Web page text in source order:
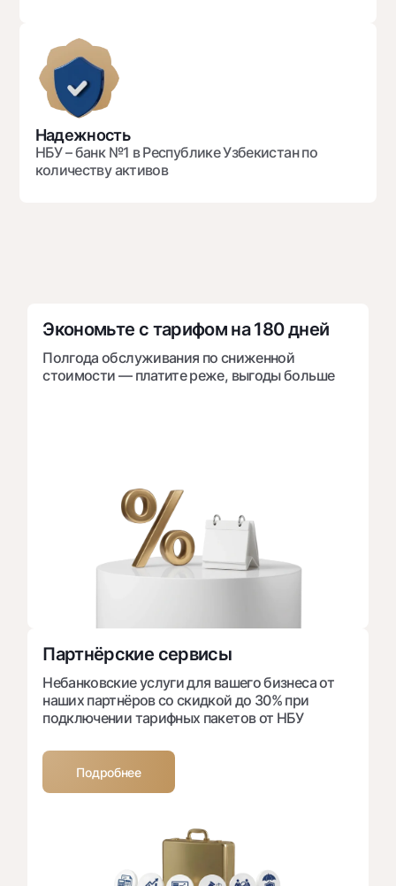
Согласие на обработку персональных данных
Следите за нами в соцсетях
Контакт-центр
+998 78 148-00-10 1344
Надежность
НБУ – банк №1 в Республике Узбекистан по
количеству активов
Экономьте с тарифом на 180 дней
Полгода обслуживания по сниженной
стоимости — платите реже, выгоды больше
Партнёрские сервисы
Небанковские услуги для вашего бизнеса от
наших партнёров со скидкой до 30% при
подключении тарифных пакетов от НБУ
Подробнее